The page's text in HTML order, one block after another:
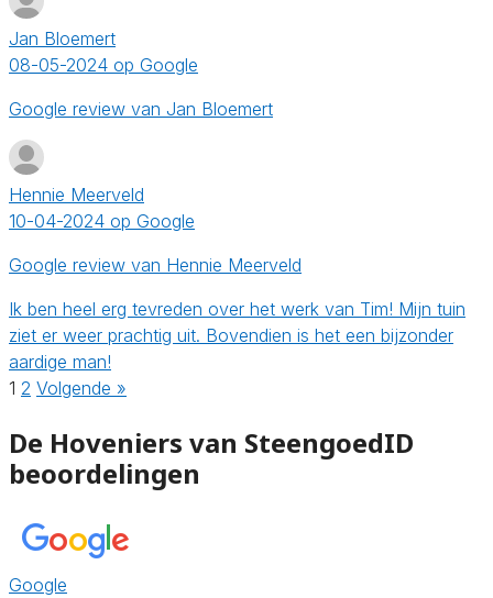
Jan Bloemert
08-05-2024 op Google
Google review van Jan Bloemert
Hennie Meerveld
10-04-2024 op Google
Google review van Hennie Meerveld
Ik ben heel erg tevreden over het werk van Tim! Mijn tuin
ziet er weer prachtig uit. Bovendien is het een bijzonder
aardige man!
1 2 Volgende »
De Hoveniers van SteengoedID
beoordelingen
Google